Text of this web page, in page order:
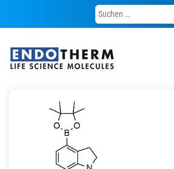
Suche
nach:
Inhalt
springen